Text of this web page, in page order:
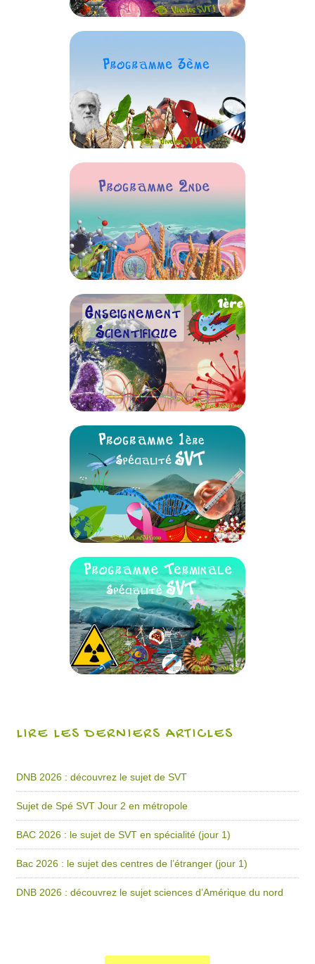
LIRE LES DERNIERS ARTICLES
DNB 2026 : découvrez le sujet de SVT
Sujet de Spé SVT Jour 2 en métropole
BAC 2026 : le sujet de SVT en spécialité (jour 1)
Bac 2026 : le sujet des centres de l’étranger (jour 1)
DNB 2026 : découvrez le sujet sciences d’Amérique du nord